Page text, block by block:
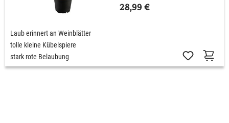
28,99 €
Laub erinnert an Weinblätter
tolle kleine Kübelspiere
stark rote Belaubung